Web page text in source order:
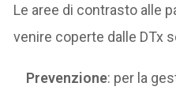
Le aree di contrasto alle
venire coperte dalle DTx
Prevenzione: per la